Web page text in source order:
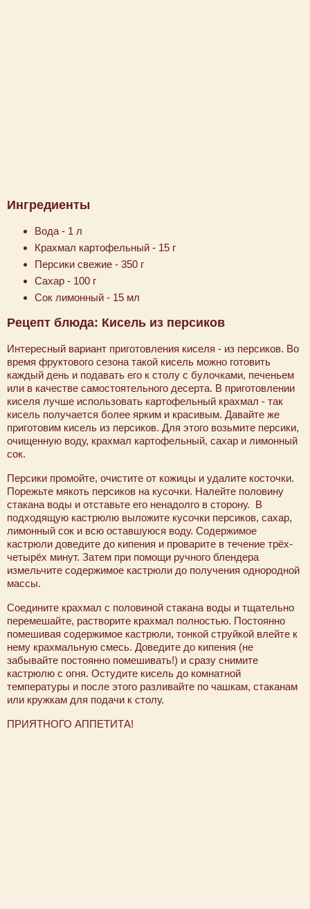
Ингредиенты
Вода - 1 л
Крахмал картофельный - 15 г
Персики свежие - 350 г
Сахар - 100 г
Сок лимонный - 15 мл
Рецепт блюда: Кисель из персиков
Интересный вариант приготовления киселя - из персиков. Во
время фруктового сезона такой кисель можно готовить
каждый день и подавать его к столу с булочками, печеньем
или в качестве самостоятельного десерта. В приготовлении
киселя лучше использовать картофельный крахмал - так
кисель получается более ярким и красивым. Давайте же
приготовим кисель из персиков. Для этого возьмите персики,
очищенную воду, крахмал картофельный, сахар и лимонный
сок.
Персики промойте, очистите от кожицы и удалите косточки.
Порежьте мякоть персиков на кусочки. Налейте половину
стакана воды и отставьте его ненадолго в сторону. В
подходящую кастрюлю выложите кусочки персиков, сахар,
лимонный сок и всю оставшуюся воду. Содержимое
кастрюли доведите до кипения и проварите в течение трёх-
четырёх минут. Затем при помощи ручного блендера
измельчите содержимое кастрюли до получения однородной
массы.
Соедините крахмал с половиной стакана воды и тщательно
перемешайте, растворите крахмал полностью. Постоянно
помешивая содержимое кастрюли, тонкой струйкой влейте к
нему крахмальную смесь. Доведите до кипения (не
забывайте постоянно помешивать!) и сразу снимите
кастрюлю с огня. Остудите кисель до комнатной
температуры и после этого разливайте по чашкам, стаканам
или кружкам для подачи к столу.
ПРИЯТНОГО АППЕТИТА!